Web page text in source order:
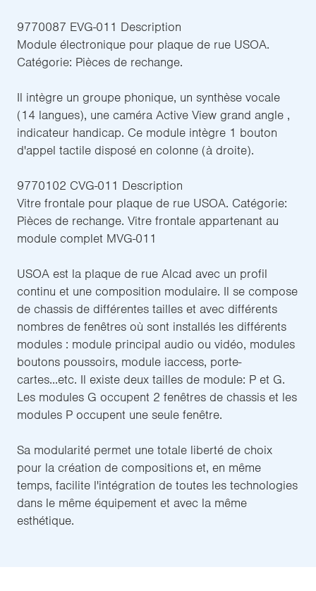
9770087 EVG-011 Description
Module électronique pour plaque de rue USOA.
Catégorie: Pièces de rechange.
Il intègre un groupe phonique, un synthèse vocale
(14 langues), une caméra Active View grand angle ,
indicateur handicap. Ce module intègre 1 bouton
d'appel tactile disposé en colonne (à droite).
9770102 CVG-011 Description
Vitre frontale pour plaque de rue USOA. Catégorie:
Pièces de rechange. Vitre frontale appartenant au
module complet MVG-011
USOA est la plaque de rue Alcad avec un profil
continu et une composition modulaire. Il se compose
de chassis de différentes tailles et avec différents
nombres de fenêtres où sont installés les différents
modules : module principal audio ou vidéo, modules
boutons poussoirs, module iaccess, porte-
cartes...etc. Il existe deux tailles de module: P et G.
Les modules G occupent 2 fenêtres de chassis et les
modules P occupent une seule fenêtre.
Sa modularité permet une totale liberté de choix
pour la création de compositions et, en même
temps, facilite l'intégration de toutes les technologies
dans le même équipement et avec la même
esthétique.